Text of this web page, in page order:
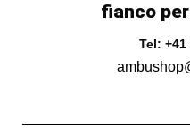
fianco
Tel: +41